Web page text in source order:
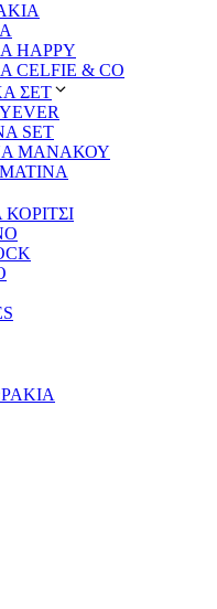
HAPPY
CELFIE & CO
ΣΕΤ
SET
ΜΑΝΑΚΟΥ